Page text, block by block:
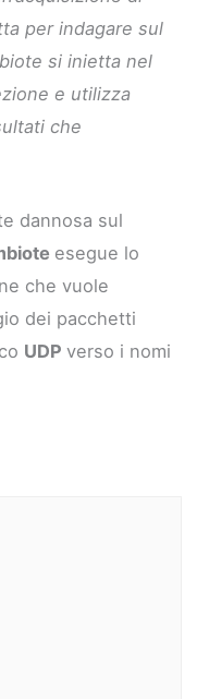
per indagare sul
si inietta nel
e utilizza
che
dannosa sul
esegue lo
che vuole
dei pacchetti
UDPverso i nomi